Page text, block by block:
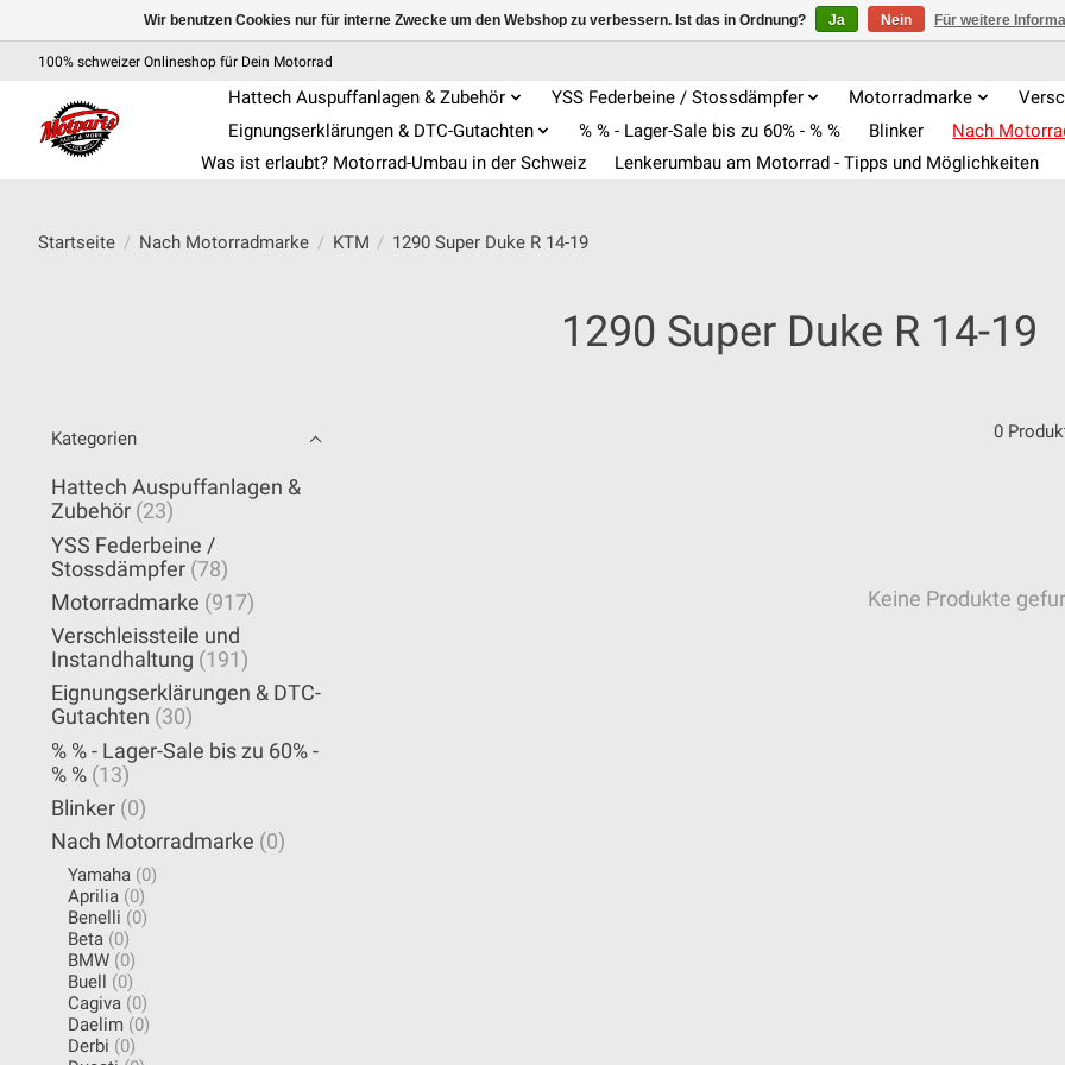
100% schweizer Onlineshop für Dein Motorrad
Hattech Auspuffanlagen & Zubehör YSS Federbeine / Stossdämpfer Motorradmarke
Eignungserklärungen & DTC-Gutachten
% % - Lager-Sale bis zu 60% - % % Blinker Nach
Was ist erlaubt? Motorrad-Umbau in der Schweiz
Lenkerumbau am Motorrad - Tipps und Möglichkeiten
Startseite / Nach Motorradmarke / KTM / 1290 Super Duke R 14-19
1290 Super Duke R 14-19
Kategorien
Hattech Auspuffanlagen &
Zubehör (23)
YSS Federbeine /
Stossdämpfer (78)
Motorradmarke (917)
Verschleissteile und
Instandhaltung (191)
Eignungserklärungen & DTC-
Gutachten (30)
% % - Lager-Sale bis zu 60% -
% % (13)
Blinker (0)
Nach Motorradmarke (0)
Yamaha (0)
Aprilia (0)
Benelli (0)
Beta (0)
BMW (0)
Buell
(0)
Cagiva (0)
Daelim (0)
Derbi (0)
0
Keine Produkte
Wir benutzen Cookies nur für interne Zwecke um den Webshop zu verbessern. Ist das in Ordnung? Ja Nein Für weitere